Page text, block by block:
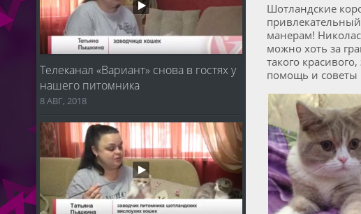
Шотландские
манерам!
можно хоть за
такого
помощь и советы
Телеканал «Вариант» снова в гостях у
нашего питомника
8 АВГ, 2018